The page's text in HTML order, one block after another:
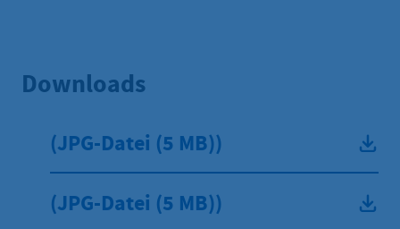
Downloads
(JPG-Datei (5 MB))
(JPG-Datei (5 MB))